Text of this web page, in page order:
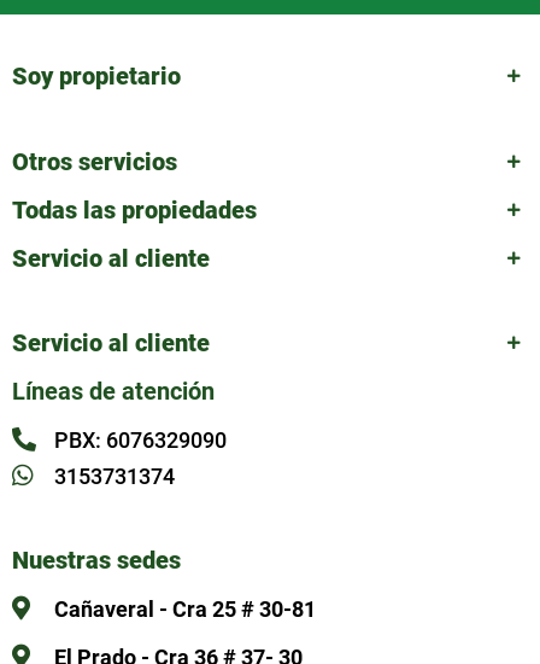
Soy propietario
Otros servicios
Todas las propiedades
Servicio al cliente
Servicio al cliente
Líneas de atención
PBX: 6076329090
3153731374
Nuestras sedes
Cañaveral - Cra 25 # 30-81
El Prado - Cra 36 # 37- 30